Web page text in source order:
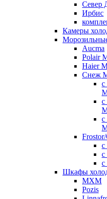
Север
Ирбис
Камеры
Aucma
Polair
Haier
Снеж
с
с
с
Шкафы
МХМ
Pozis